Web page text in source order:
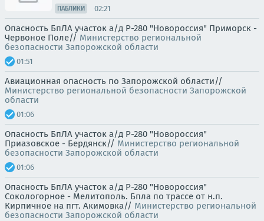
ПАБЛИКИ 02:21
Опасность БпЛА участок а/д Р-280 "Новороссия" Приморск -
Червоное Поле// Министерство региональной
безопасности Запорожской области
01:51
Авиационная опасность по Запорожской области//
Министерство региональной безопасности Запорожской
области
01:06
Опасность БпЛА участок а/д Р-280 "Новороссия"
Приазовское - Бердянск// Министерство региональной
безопасности Запорожской области
01:06
Опасность БпЛА участок а/д Р-280 "Новороссия"
Сокологорное - Мелитополь. Бпла по трассе от н.п.
Кирпичное на пгт. Акимовка// Министерство региональной
безопасности Запорожской области